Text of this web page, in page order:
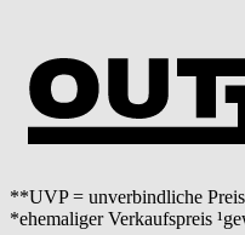
**UVP = unverbindliche
*ehemaliger Verkaufspreis